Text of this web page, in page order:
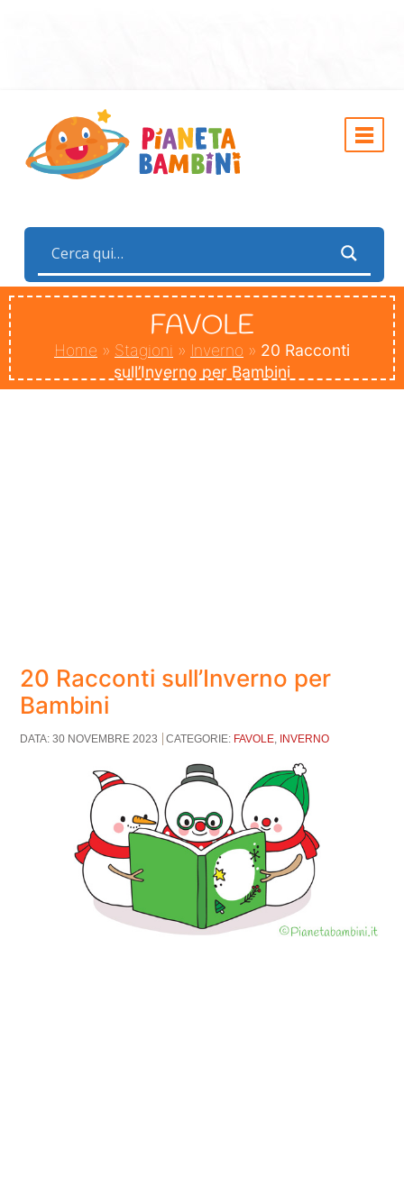
FAVOLE
Home » Stagioni » Inverno » 20 Racconti
sull’Inverno per Bambini
20 Racconti sull’Inverno per
Bambini
DATA: 30 NOVEMBRE 2023 CATEGORIE: FAVOLE, INVERNO